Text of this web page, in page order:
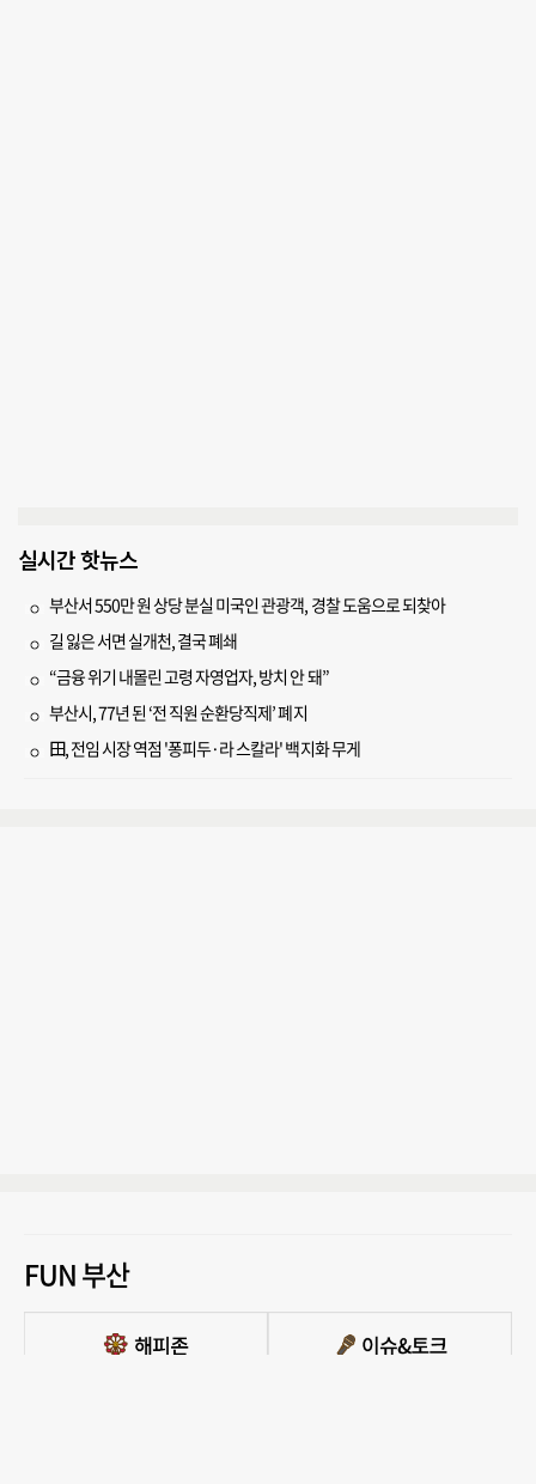
실시간 핫뉴스
부산서 550만 원 상당 분실 미국인 관광객, 경찰 도움으로 되찾아
길 잃은 서면 실개천, 결국 폐쇄
“금융 위기 내몰린 고령 자영업자, 방치 안 돼”
부산시, 77년 된 ‘전 직원 순환당직제’ 폐지
田, 전임 시장 역점 '퐁피두·라 스칼라' 백지화 무게
FUN 부산